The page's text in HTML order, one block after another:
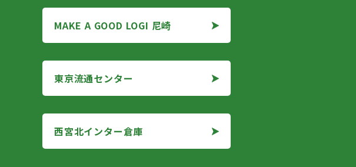
三鷹ECサポートサービス
MAKE A GOOD LOGI 尼崎
MAKE A GOOD LOGI 尼崎
東京流通センター
東京流通センター
西宮北インター倉庫